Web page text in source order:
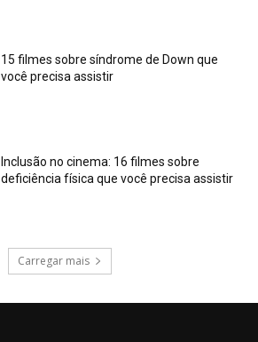
15 filmes sobre síndrome de Down que
você precisa assistir
Inclusão no cinema: 16 filmes sobre
deficiência física que você precisa assistir
Carregar mais